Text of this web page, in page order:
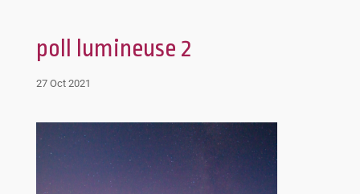
poll lumineuse 2
27 Oct 2021